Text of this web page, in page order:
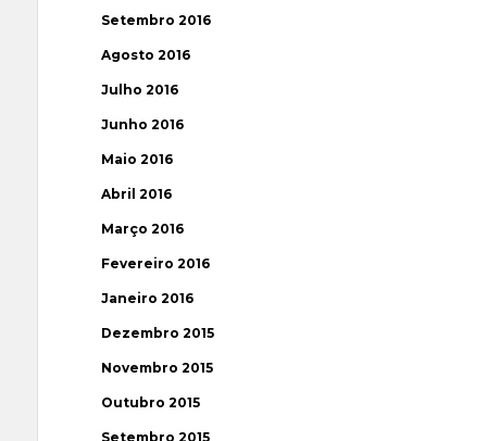
Setembro 2016
Agosto 2016
Julho 2016
Junho 2016
Maio 2016
Abril 2016
Março 2016
Fevereiro 2016
Janeiro 2016
Dezembro 2015
Novembro 2015
Outubro 2015
Setembro 2015